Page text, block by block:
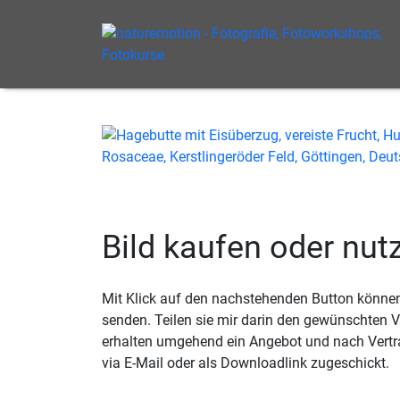
Bild kaufen oder
Mit Klick auf den nachstehenden Button
senden. Teilen sie mir darin den gewünschten
erhalten umgehend ein Angebot und nach
via E-Mail oder als Downloadlink zugeschickt.